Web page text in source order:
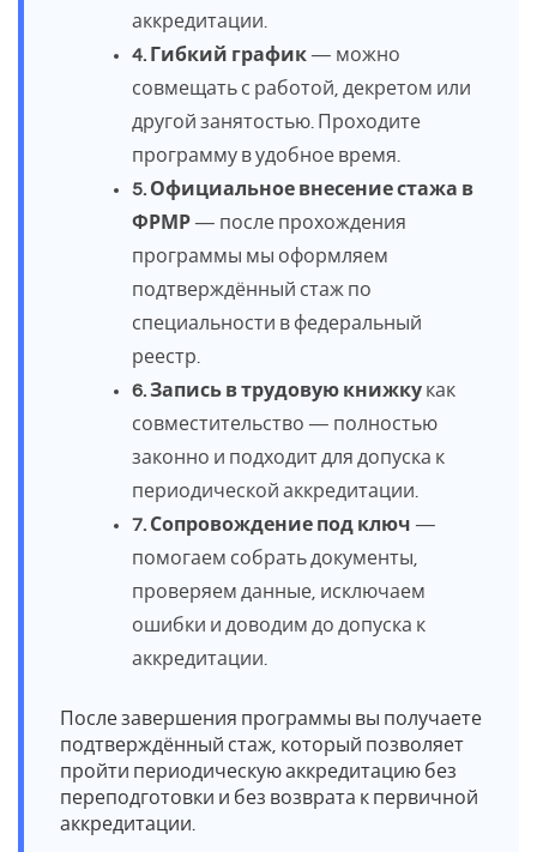
аккредитации.
4. Гибкий график — можно
совмещать с работой, декретом или
другой занятостью. Проходите
программу в удобное время.
5. Официальное внесение стажа в
ФРМР — после прохождения
программы мы оформляем
подтверждённый стаж по
специальности в федеральный
реестр.
6. Запись в трудовую книжку как
совместительство — полностью
законно и подходит для допуска к
периодической аккредитации.
7. Сопровождение под ключ —
помогаем собрать документы,
проверяем данные, исключаем
ошибки и доводим до допуска к
аккредитации.
После завершения программы вы получаете
подтверждённый стаж, который позволяет
пройти периодическую аккредитацию без
переподготовки и без возврата к первичной
аккредитации.